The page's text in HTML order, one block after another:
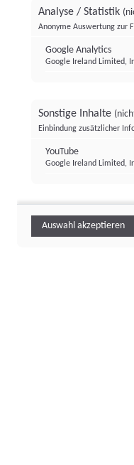
Analyse / Statistik
Anonyme Auswertung zur
Google Analytics
Google Ireland Limited,
Sonstige Inhalte
Einbindung zusätzlicher
YouTube
Google Ireland Limited,
Auswahl akzeptieren